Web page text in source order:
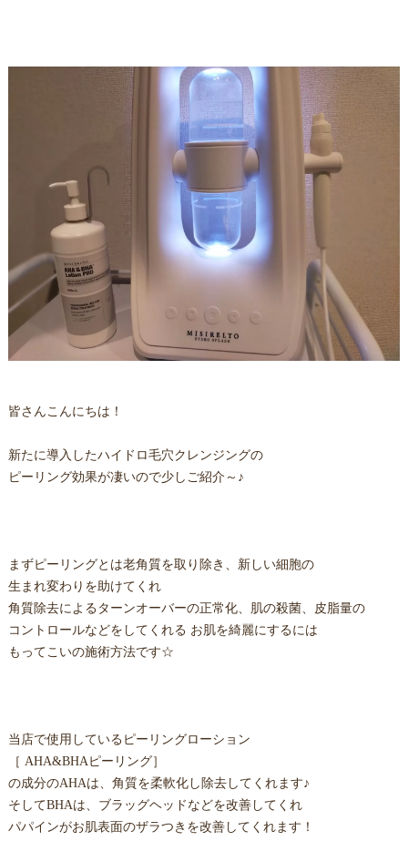
皆さんこんにちは！
新たに導入したハイドロ毛穴クレンジングの
ピーリング効果が凄いので少しご紹介～♪
まずピーリングとは老角質を取り除き、新しい細胞の
生まれ変わりを助けてくれ
角質除去によるターンオーバーの正常化、肌の殺菌、皮脂量の
コントロールなどをしてくれる お肌を綺麗にするには
もってこいの施術方法です☆
当店で使用しているピーリングローション
［ AHA&BHAピーリング］
の成分のAHAは、角質を柔軟化し除去してくれます♪
そしてBHAは、ブラッグヘッドなどを改善してくれ
パパインがお肌表面のザラつきを改善してくれます！